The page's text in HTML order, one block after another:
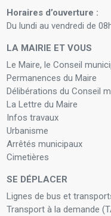
Horaires d’ouverture :
Du lundi au vendredi de
LA MAIRIE ET VOUS
Le Maire, le Conseil
Permanences du Maire
Délibérations du Conseil
La Lettre du Maire
Infos travaux
Urbanisme
Arrêtés municipaux
Cimetières
SE DÉPLACER
Lignes de bus et
Transport à la demande